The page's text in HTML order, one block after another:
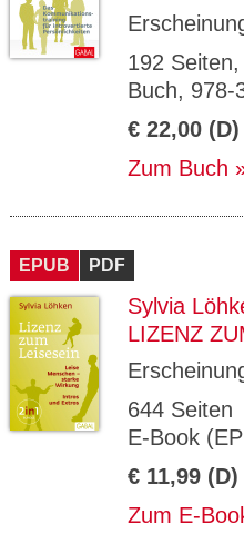
192
Buch, 978-
€ 22,00 (D)
Zum Buch
EPUB PDF
Sylvia
LIZENZ
644 Seiten
E-Book
€ 11,99 (D)
Zum E-